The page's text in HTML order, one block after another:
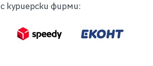
с куриерски фирми: